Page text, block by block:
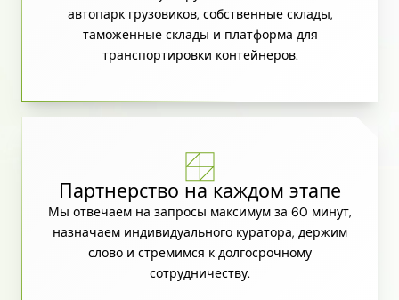
автопарк грузовиков, собственные склады,
таможенные склады и платформа для
транспортировки контейнеров.
Партнерство на каждом этапе
Мы отвечаем на запросы максимум за 60 минут,
назначаем индивидуального куратора, держим
слово и стремимся к долгосрочному
сотрудничеству.